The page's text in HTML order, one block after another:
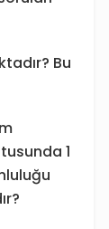
Bu
1